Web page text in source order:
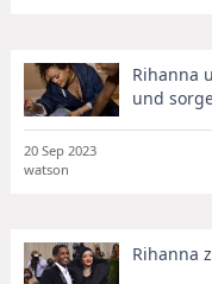
Rihanna
und
20 Sep 2023
watson
Rihanna